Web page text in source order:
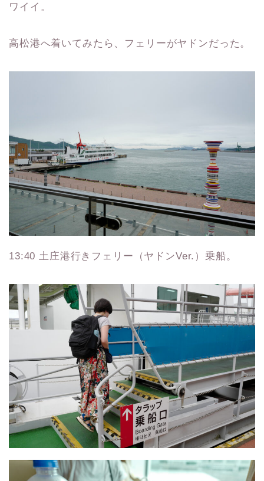
ワイイ。
高松港へ着いてみたら、フェリーがヤドンだった。
13:40 土庄港行きフェリー（ヤドンVer.）乗船。